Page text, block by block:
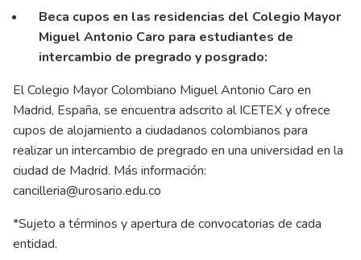
Beca cupos en las residencias del Colegio Mayor
Miguel Antonio Caro para estudiantes de
intercambio de pregrado y posgrado:
El Colegio Mayor Colombiano Miguel Antonio Caro en
Madrid, España, se encuentra adscrito al ICETEX y ofrece
cupos de alojamiento a ciudadanos colombianos para
realizar un intercambio de pregrado en una universidad en la
ciudad de Madrid. Más información:
cancilleria@urosario.edu.co
*Sujeto a términos y apertura de convocatorias de cada
entidad.